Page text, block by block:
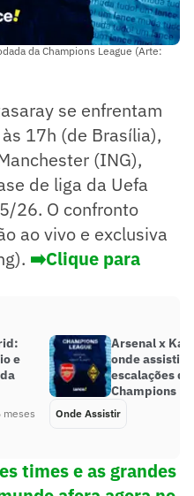
da Champions League (Arte:
se enfrentam
17h (de Brasília),
(ING),
de liga da Uefa
26. O confronto
ao vivo e exclusiva
➡️Clique para
e
meses
Arsenal x
onde assistir
escalações
Champions
Onde Assistir
times e as grandes